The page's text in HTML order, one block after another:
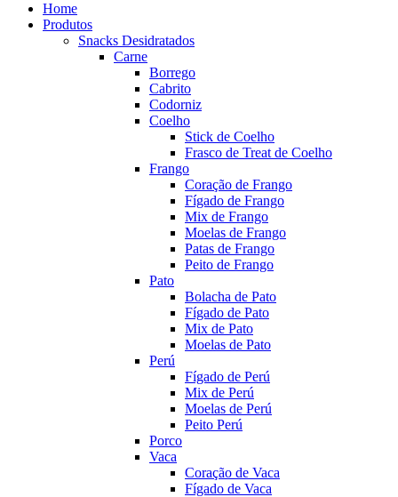
Home
Produtos
Snacks Desidratados
Carne
Borrego
Cabrito
Codorniz
Coelho
Stick de Coelho
Frasco de Treat de Coelho
Frango
Coração de Frango
Fígado de Frango
Mix de Frango
Moelas de Frango
Patas de Frango
Peito de Frango
Pato
Bolacha de Pato
Fígado de Pato
Mix de Pato
Moelas de Pato
Perú
Fígado de Perú
Mix de Perú
Moelas de Perú
Peito Perú
Porco
Vaca
Coração de Vaca
Fígado de Vaca